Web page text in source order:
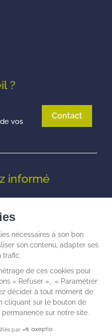
?
vos
Contact
informé
légales IPolitique de